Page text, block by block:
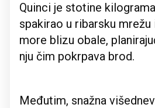
Quinci je stotine
spakirao u ribarsku
more blizu obale,
nju čim pokrpava brod.
Međutim, snažna